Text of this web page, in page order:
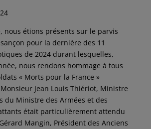
nous étions présents sur le parvis
pour la dernière des 11
de 2024 durant lesquelles,
nous rendons hommage à tous
« Morts pour la France »
Jean Louis Thiériot, Ministre
du Ministre des Armées et des
était particulièrement attendu
Mangin, Président des Anciens